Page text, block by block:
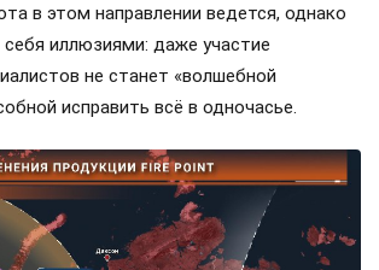
в этом направлении ведется, однако
иллюзиями: даже участие
не станет «волшебной
исправить всё в одночасье.